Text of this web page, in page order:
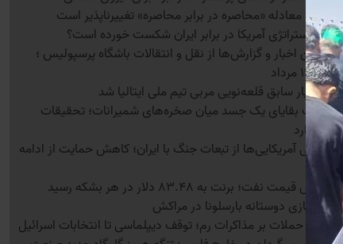
یمن: معادله «محاصره در برابر محاصره» تغییرناپذیر است
چرا استراتژی آمریکا در برابر ایران شکست خورده است؟
آخرین اخبار و گزارش‌ها از نقل و انتقالات باشگاه پرسپولیس ؛
جمعه 16 مرداد
دستیار سابق قلعه‌نویی مربی تیم ملی ایتالیا شد
کشف بقایای یک جسد میان صخره‌های شمیرانات؛ تحقیقات
ادامه دارد
نگرانی آمریکایی‌ها از تبعات جنگ با ایران؛ کاهش حمایت از ادامه
درگیری
جهش قیمت نفت؛ برنت به 83.48 دلار در هر بشکه رسید
لغو بازی دوستانه بارسلونا در مراکش
سایه حملات بر مذاکرات رم؛ توقف دیپلماسی تا انتخابات اسرائیل